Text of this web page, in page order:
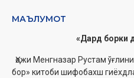
МАЪЛУМОТ
«Дард борки
Ҳожи Менгназар Рустам
бор» китоби шифобахш